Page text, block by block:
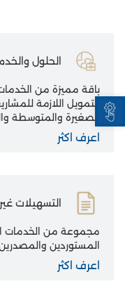
Open toolbar
الحلول
باقة مميزة من
التمويل اللازمة
الصغيرة والمتوسطة
اعرف اكثر
التسهيلات
مجموعة من الخدمات
المستوردين
اعرف اكثر